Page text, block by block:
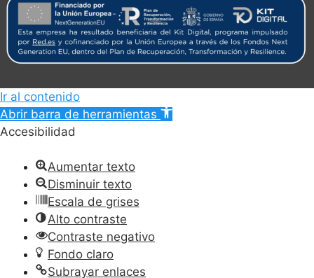
Ir al contenido
Abrir barra de herramientas
Accesibilidad
Aumentar texto
Disminuir texto
Escala de grises
Alto contraste
Contraste negativo
Fondo claro
Subrayar enlaces